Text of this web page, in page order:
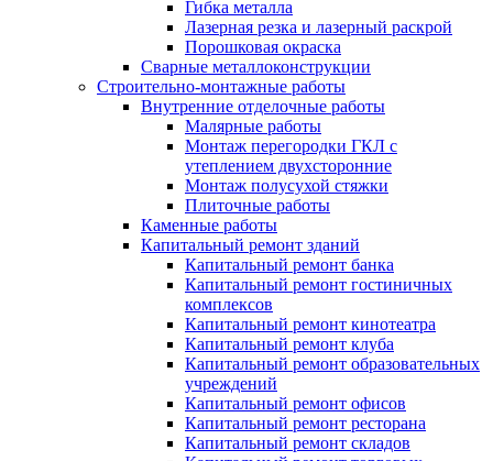
Гибка металла
Лазерная резка и лазерный раскрой
Порошковая окраска
Сварные металлоконструкции
Строительно-монтажные работы
Внутренние отделочные работы
Малярные работы
Монтаж перегородки ГКЛ с
утеплением двухсторонние
Монтаж полусухой стяжки
Плиточные работы
Каменные работы
Капитальный ремонт зданий
Капитальный ремонт банка
Капитальный ремонт гостиничных
комплексов
Капитальный ремонт кинотеатра
Капитальный ремонт клуба
Капитальный ремонт образовательных
учреждений
Капитальный ремонт офисов
Капитальный ремонт ресторана
Капитальный ремонт складов